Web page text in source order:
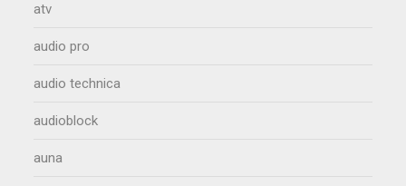
atv
audio pro
audio technica
audioblock
auna